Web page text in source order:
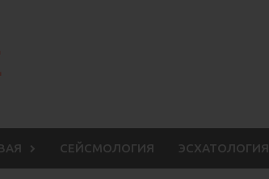
СЕЙСМОЛОГИЯ ЭСХАТОЛОГИЯ